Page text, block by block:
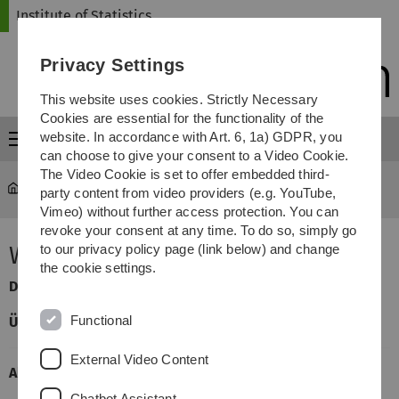
Skip
Skip
Skip
Skip
Institute of Statistics
Menu
Statistics ... Wirtschaftsstatistik
Wirtschaftsstatistik
Dozent:
Übungsleiter:Jan Feifel
Allgemeine Informationen
Privacy Settings
This website uses cookies. Strictly Necessary
Cookies are essential for the functionality of the
website. In accordance with Art. 6, 1a) GDPR, you
can choose to give your consent to a Video Cookie.
The Video Cookie is set to offer embedded third-
party content from video providers (e.g. YouTube,
Vimeo) without further access protection. You can
revoke your consent at any time. To do so, simply go
to our privacy policy page (link below) and change
the cookie settings.
Functional
External Video Content